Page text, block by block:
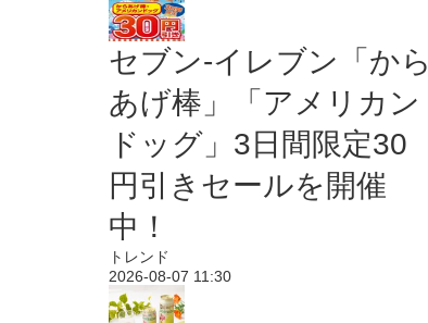
セブン‐イレブン「から
あげ棒」「アメリカン
ドッグ」3日間限定30
円引きセールを開催
中！
トレンド
2026-08-07 11:30